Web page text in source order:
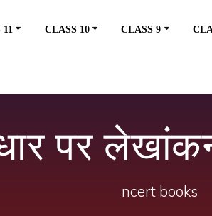
CLASS 10 CLASS 9
पर
ncert books